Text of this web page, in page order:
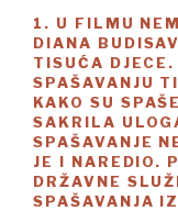
1. U FILMU
DIANA
TISUĆA
SPAŠAVANJU
KAKO SU
SAKRILA
SPAŠAVANJE
JE I NAREDIO.
DRŽAVNE
SPAŠAVANJA